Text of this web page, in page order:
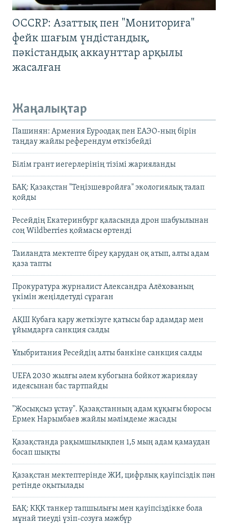
OCCRP: Азаттық пен "Мониториға"
фейк шағым үндістандық,
пәкістандық аккаунттар арқылы
жасалған
Жаңалықтар
Пашинян: Армения Еуроодақ пен ЕАЭО-ның бірін
таңдау жайлы референдум өткізбейді
Білім грант иегерлерінің тізімі жарияланды
БАҚ: Қазақстан "Теңізшевройлға" экологиялық талап
қойды
Ресейдің Екатеринбург қаласында дрон шабуылынан
соң Wildberries қоймасы өртенді
Таиландта мектепте біреу қарудан оқ атып, алты адам
қаза тапты
Прокуратура журналист Александра Алёхованың
үкімін жеңілдетуді сұраған
АҚШ Кубаға қару жеткізуге қатысы бар адамдар мен
ұйымдарға санкция салды
Ұлыбритания Ресейдің алты банкіне санкция салды
UEFA 2030 жылғы әлем кубогына бойкот жариялау
идеясынан бас тартпайды
"Жосықсыз ұстау". Қазақстанның адам құқығы бюросы
Ермек Нарымбаев жайлы мәлімдеме жасады
Қазақстанда рақымшылықпен 1,5 мың адам қамаудан
босап шықты
Қазақстан мектептерінде ЖИ, цифрлық қауіпсіздік пән
ретінде оқытылады
БАҚ: КҚК танкер тапшылығы мен қауіпсіздікке бола
мұнай тиеуді үзіп-созуға мәжбүр